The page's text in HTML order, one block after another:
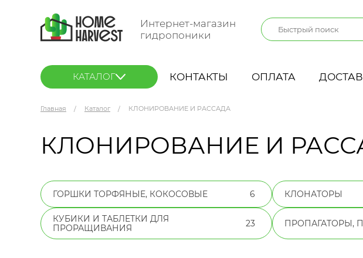
Интернет-магазин
гидропоники
КАТАЛОГ КОНТАКТЫ ОПЛАТА
Главная Каталог КЛОНИРОВАНИЕ И РАССАДА
КЛОНИРОВАНИЕ И
ГОРШКИ ТОРФЯНЫЕ, КОКОСОВЫЕ 6 КЛОНАТОРЫ
КУБИКИ И ТАБЛЕТКИ ДЛЯ
ПРОРАЩИВАНИЯ
23 ПРОПАГАТОРЫ,